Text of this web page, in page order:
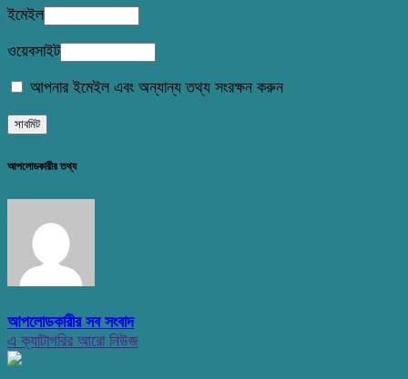
ইমেইল
ওয়েবসাইট
আপনার ইমেইল এবং অন্যান্য তথ্য সংরক্ষন করুন
আপলোডকারীর তথ্য
আপলোডকারীর সব সংবাদ
এ ক্যাটাগরির আরো নিউজ